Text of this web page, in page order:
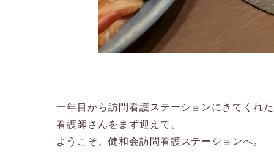
一年目から訪問看護ステーションにきてくれた
看護師さんをまず迎えて、
ようこそ、健和会訪問看護ステーションへ。